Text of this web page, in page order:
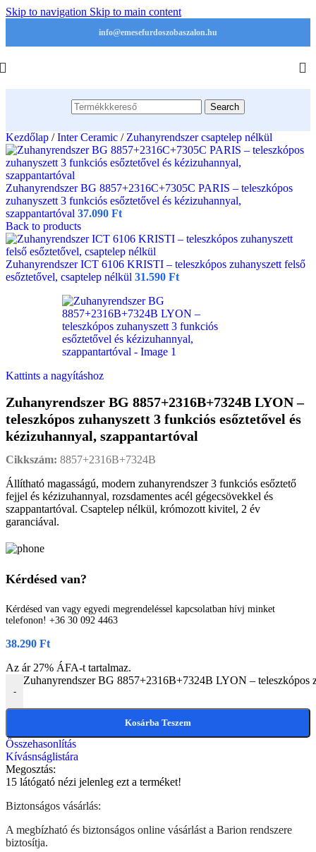
Skip to navigation Skip to main content
info@emesefurdoszobaszalon.hu
Search
Kezdőlap / Inter Ceramic / Zuhanyrendszer csaptelep nélkül
Zuhanyrendszer BG 8857+2316C+7305C PARIS – teleszkópos
zuhanyszett 3 funkciós esőztetővel és kézizuhannyal,
szappantartóval 37.090 Ft
Back to products
Zuhanyrendszer ICT 6106 KRISTI – teleszkópos zuhanyszett felső
esőztetővel, csaptelep nélkül 31.590 Ft
Kattints a nagyításhoz
Zuhanyrendszer BG 8857+2316B+7324B LYON –
teleszkópos zuhanyszett 3 funkciós esőztetővel és
kézizuhannyal, szappantartóval
Cikkszám: 8857+2316B+7324B
Állítható magasságú, modern zuhanyrendszer 3 funkciós esőztető
fejjel és kézizuhannyal, rozsdamentes acél gégecsövekkel és
szappantartóval. Csaptelep nélkül, krómozott kivitel, 2 év
garanciával.
Kérdésed van?
Kérdésed van vagy egyedi megrendeléssel kapcsolatban hívj minket
telefonon! +36 30 092 4463
38.290 Ft
Az ár 27% ÁFA-t tartalmaz.
-
Zuhanyrendszer BG 8857+2316B+7324B LYON – teleszkópos
Kosárba Teszem
Összehasonlítás
Kívásnságlistára
Megosztás:
15 látógató nézi jelenleg ezt a terméket!
Biztonságos vásárlás:
A megbízható és biztonságos online vásárlást a Barion rendszere
biztosítja.